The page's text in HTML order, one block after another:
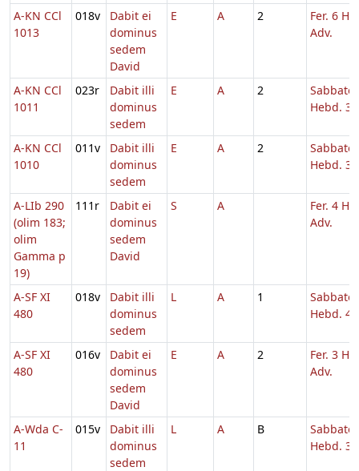
A-KN CCl
1013
018v
Dabit ei
dominus
sedem
David
E A 2
Fer. 6
Adv.
A-KN CCl
1011
023r
Dabit illi
dominus
sedem
E A 2
Sabbato
Hebd. 3
A-KN CCl
1010
011v
Dabit illi
dominus
sedem
E A 2
Sabbato
Hebd. 3
A-LIb 290
(olim 183;
olim
Gamma p
19)
111r
Dabit ei
dominus
sedem
David
S A
Fer. 4
Adv.
A-SF XI
480
018v
Dabit illi
dominus
sedem
L A 1
Sabbato
Hebd. 4
A-SF XI
480
016v
Dabit ei
dominus
sedem
David
E A 2
Fer. 3
Adv.
A-Wda C-
11
015v
Dabit illi
dominus
sedem
L A B
Sabbato
Hebd. 3